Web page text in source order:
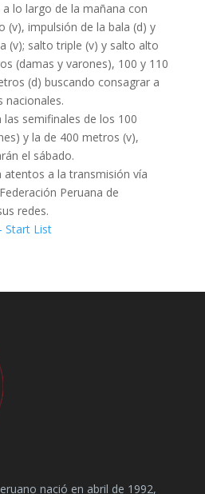
lo largo de la mañana con
(v), impulsión de la bala (d) y
(v); salto triple (v) y salto alto
(damas y varones), 100 y 110
(d) buscando consagrar a
nacionales.
semifinales de los 100
y la de 400 metros (v),
el sábado.
atentos a la transmisión vía
Peruana de
redes.
Start List
nació en abril de 1992,